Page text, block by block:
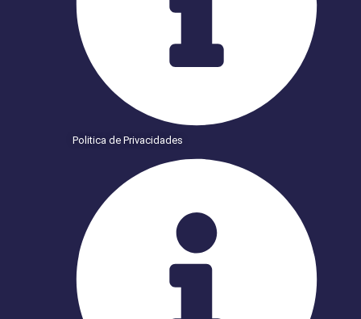
Politica de Privacidades